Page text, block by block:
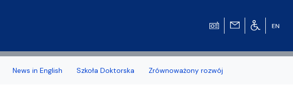
News in English Szkoła Doktorska Zrównoważony rozwój